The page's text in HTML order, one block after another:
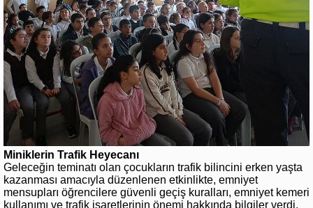
Miniklerin Trafik Heyecanı
Geleceğin teminatı olan çocukların trafik bilincini erken yaşta
kazanması amacıyla düzenlenen etkinlikte, emniyet
mensupları öğrencilere güvenli geçiş kuralları, emniyet kemeri
kullanımı ve trafik işaretlerinin önemi hakkında bilgiler verdi.